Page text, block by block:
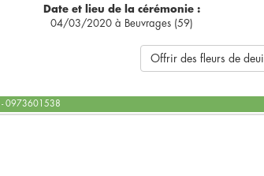
Date et lieu de la cérémonie :
04/03/2020 à Beuvrages (59)
Offrir des fleurs de deuil
- 0973601538